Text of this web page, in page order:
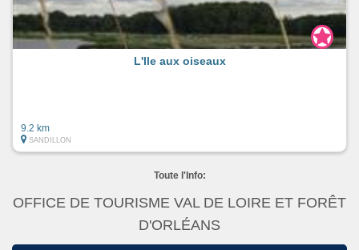
L'Ile aux oiseaux
9.2 km
SANDILLON
Toute l'Info:
OFFICE DE TOURISME VAL DE LOIRE ET FORÊT
D'ORLÉANS